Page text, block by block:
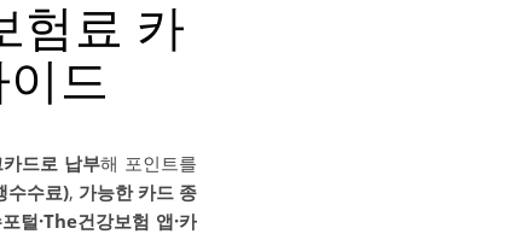
험료 카
드
카드로 납부해 포인트를
수수료), 가능한 카드 종
털·The건강보험 앱·카